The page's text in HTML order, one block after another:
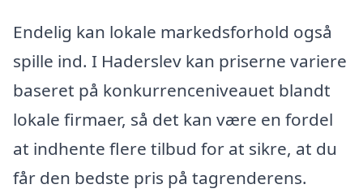
Endelig kan lokale markedsforhold også
spille ind. I Haderslev kan priserne variere
baseret på konkurrenceniveauet blandt
lokale firmaer, så det kan være en fordel
at indhente flere tilbud for at sikre, at du
får den bedste pris på tagrenderens.